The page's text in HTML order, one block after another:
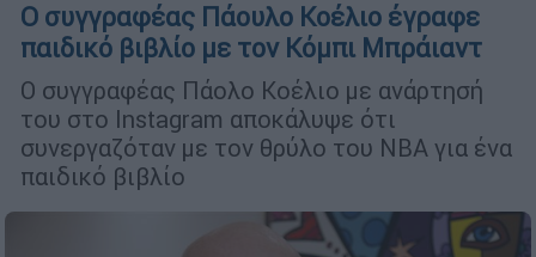
Ο συγγραφέας Πάουλο Κοέλιο έγραφε
παιδικό βιβλίο με τον Κόμπι Μπράιαντ
Ο συγγραφέας Πάολο Κοέλιο με ανάρτησή
του στο Instagram αποκάλυψε ότι
συνεργαζόταν με τον θρύλο του NBA για ένα
παιδικό βιβλίο